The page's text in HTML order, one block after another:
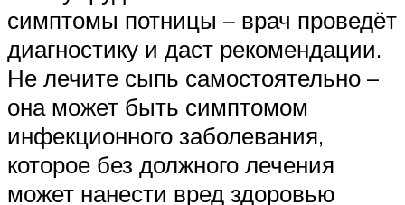
симптомы потницы – врач проведёт
диагностику и даст рекомендации.
Не лечите сыпь самостоятельно –
она может быть симптомом
инфекционного заболевания,
которое без должного лечения
может нанести вред здоровью